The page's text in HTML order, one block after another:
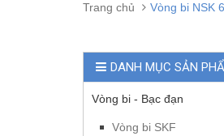
Trang chủ Vòng bi NSK
DANH MỤC SẢN
Vòng bi - Bạc đạn
Vòng bi SKF